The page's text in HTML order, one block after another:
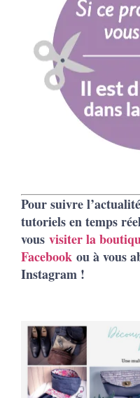
Pour suivre
tutoriels en temps
vous visiter la
Facebook ou à vous
Instagram !